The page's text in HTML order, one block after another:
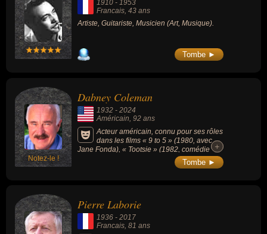
1910 - 1953
Francais, 43 ans
Artiste, Guitariste, Musicien (Art, Musique).
Tombe ►
Notez-le !
Dabney Coleman
1932 - 2024
Américain , 92 ans
Acteur américain, connu pour ses rôles
dans les films « 9 to 5 » (1980, avec
Jane Fonda), « Tootsie » (1982, comédie
romantique, avec Dustin Hoffman) ou encore
la série « Yellowstone » (2018, avec Kevin
+
+
Tombe ►
Pierre Laborie
1936 - 2017
Francais, 81 ans